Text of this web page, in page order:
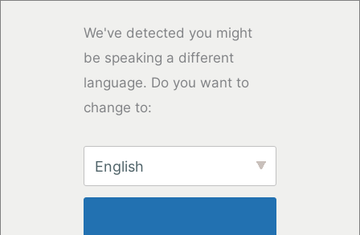
We've detected you might
be speaking a different
language. Do you want to
change to:
English